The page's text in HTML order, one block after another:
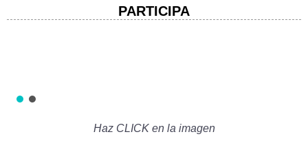
PARTICIPA
Haz CLICK en la imagen